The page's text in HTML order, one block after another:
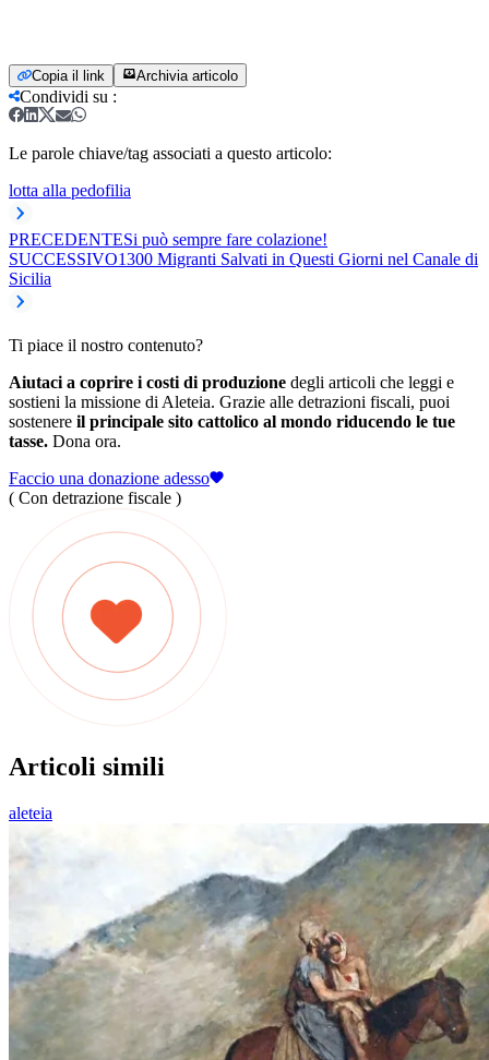
Copia il link Archivia articolo
Condividi su :
Le parole chiave/tag associati a questo articolo:
lotta alla pedofilia
PRECEDENTESi può sempre fare colazione!
SUCCESSIVO1300 Migranti Salvati in Questi Giorni nel Canale di
Sicilia
Ti piace il nostro contenuto?
Aiutaci a coprire i costi di produzione degli articoli che leggi e
sostieni la missione di Aleteia. Grazie alle detrazioni fiscali, puoi
sostenere il principale sito cattolico al mondo riducendo le tue
tasse. Dona ora.
Faccio una donazione adesso
( Con detrazione fiscale )
Articoli simili
aleteia